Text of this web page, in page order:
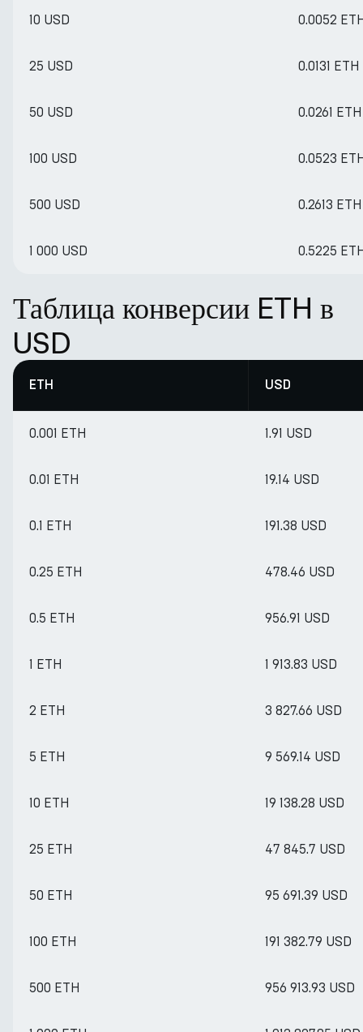
10 USD 0.0052
25 USD 0.0131 ETH
50 USD 0.0261 ETH
100 USD 0.0523
500 USD 0.2613 ETH
1 000 USD 0.5225
Таблица конверсии ETH в
USD
ETH USD
0.001 ETH 1.91 USD
0.01 ETH 19.14 USD
0.1 ETH 191.38 USD
0.25 ETH 478.46 USD
0.5 ETH 956.91 USD
1 ETH 1 913.83 USD
2 ETH 3 827.66 USD
5 ETH 9 569.14 USD
10 ETH 19 138.28 USD
25 ETH 47 845.7 USD
50 ETH 95 691.39 USD
100 ETH 191 382.79 USD
500 ETH 956 913.93 USD